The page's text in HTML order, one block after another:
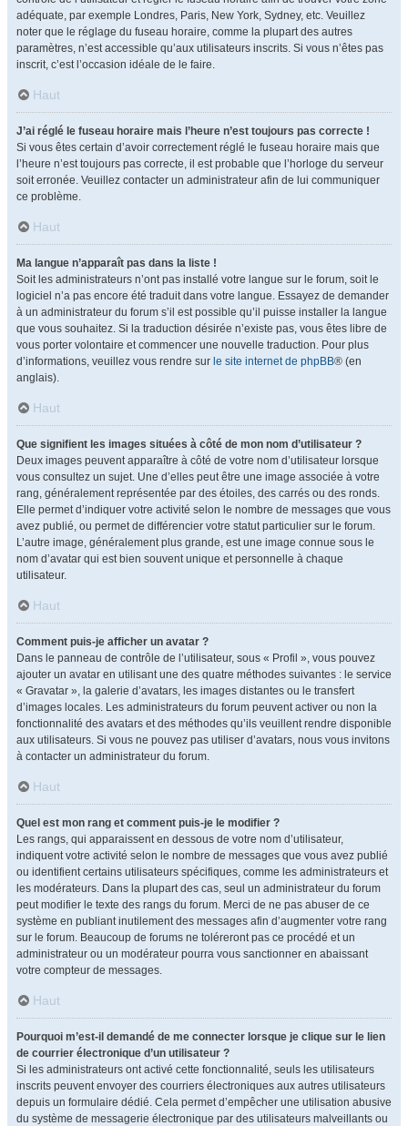
adéquate, par exemple Londres, Paris, New York, Sydney, etc. Veuillez
noter que le réglage du fuseau horaire, comme la plupart des autres
paramètres, n’est accessible qu’aux utilisateurs inscrits. Si vous n’êtes pas
inscrit, c’est l’occasion idéale de le faire.
Haut
J’ai réglé le fuseau horaire mais l’heure n’est toujours pas correcte !
Si vous êtes certain d’avoir correctement réglé le fuseau horaire mais que
l’heure n’est toujours pas correcte, il est probable que l’horloge du serveur
soit erronée. Veuillez contacter un administrateur afin de lui communiquer
ce problème.
Haut
Ma langue n’apparaît pas dans la liste !
Soit les administrateurs n’ont pas installé votre langue sur le forum, soit le
logiciel n’a pas encore été traduit dans votre langue. Essayez de demander
à un administrateur du forum s’il est possible qu’il puisse installer la langue
que vous souhaitez. Si la traduction désirée n’existe pas, vous êtes libre de
vous porter volontaire et commencer une nouvelle traduction. Pour plus
d’informations, veuillez vous rendre sur le site internet de phpBB® (en
anglais).
Haut
Que signifient les images situées à côté de mon nom d’utilisateur ?
Deux images peuvent apparaître à côté de votre nom d’utilisateur lorsque
vous consultez un sujet. Une d’elles peut être une image associée à votre
rang, généralement représentée par des étoiles, des carrés ou des ronds.
Elle permet d’indiquer votre activité selon le nombre de messages que vous
avez publié, ou permet de différencier votre statut particulier sur le forum.
L’autre image, généralement plus grande, est une image connue sous le
nom d’avatar qui est bien souvent unique et personnelle à chaque
utilisateur.
Haut
Comment puis-je afficher un avatar ?
Dans le panneau de contrôle de l’utilisateur, sous « Profil », vous pouvez
ajouter un avatar en utilisant une des quatre méthodes suivantes : le service
« Gravatar », la galerie d’avatars, les images distantes ou le transfert
d’images locales. Les administrateurs du forum peuvent activer ou non la
fonctionnalité des avatars et des méthodes qu’ils veuillent rendre disponible
aux utilisateurs. Si vous ne pouvez pas utiliser d’avatars, nous vous invitons
à contacter un administrateur du forum.
Haut
Quel est mon rang et comment puis-je le modifier ?
Les rangs, qui apparaissent en dessous de votre nom d’utilisateur,
indiquent votre activité selon le nombre de messages que vous avez publié
ou identifient certains utilisateurs spécifiques, comme les administrateurs et
les modérateurs. Dans la plupart des cas, seul un administrateur du forum
peut modifier le texte des rangs du forum. Merci de ne pas abuser de ce
système en publiant inutilement des messages afin d’augmenter votre rang
sur le forum. Beaucoup de forums ne toléreront pas ce procédé et un
administrateur ou un modérateur pourra vous sanctionner en abaissant
votre compteur de messages.
Haut
Pourquoi m’est-il demandé de me connecter lorsque je clique sur le lien
de courrier électronique d’un utilisateur ?
Si les administrateurs ont activé cette fonctionnalité, seuls les utilisateurs
inscrits peuvent envoyer des courriers électroniques aux autres utilisateurs
depuis un formulaire dédié. Cela permet d’empêcher une utilisation abusive
du système de messagerie électronique par des utilisateurs malveillants ou